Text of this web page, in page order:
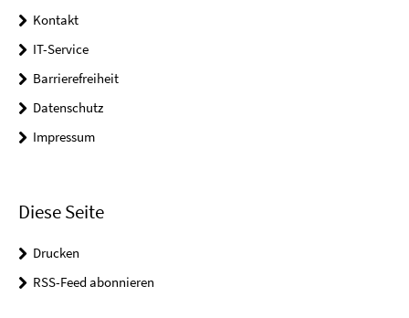
Kontakt
IT-Service
Barrierefreiheit
Datenschutz
Impressum
Diese Seite
Drucken
RSS-Feed abonnieren